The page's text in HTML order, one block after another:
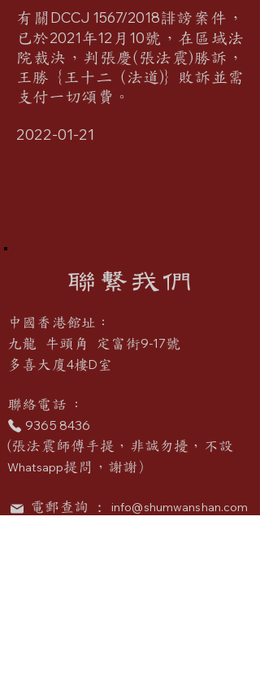
有關 DCCJ 1567/2018誹謗案件，
已於2021 年12 月 10號，在區域法
院裁決，判張慶(張法震)勝訴，
王勝 {王十二 (法道)} 敗訴並需
支付一切頌費。
2022-01-21
聯繫我們
中國香港館址：
九龍 牛頭角 定富街9-17號
多喜大廈4樓D 室
​聯絡電話 ：
9365 8436
(張法震師傅手提，非誠勿擾，不設
Whatsapp提問 ， 謝謝）
電郵查詢 : info@shumwanshan.com